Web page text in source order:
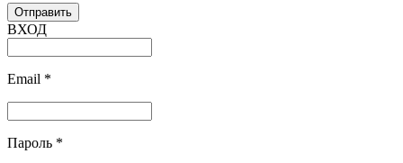
ВХОД
Email *
Пароль *